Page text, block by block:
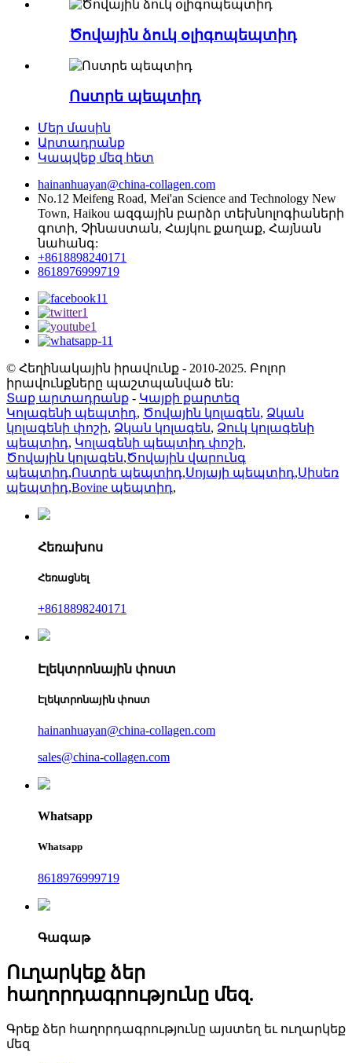
Ծովային ձուկ օլիգոպեպտիդ
Ոստրե պեպտիդ
Մեր մասին
Արտադրանք
Կապվեք մեզ հետ
hainanhuayan@china-collagen.com
No.12 Meifeng Road, Mei'an Science and Technology New
Town, Haikou ազգային բարձր տեխնոլոգիաների
գոտի, Չինաստան, Հայկու քաղաք, Հայնան
նահանգ:
+8618898240171
8618976999719
© Հեղինակային իրավունք - 2010-2025. Բոլոր
իրավունքները պաշտպանված են:
Տաք արտադրանք - Կայքի քարտեզ
Կոլագենի պեպտիդ, Ծովային կոլագեն, Ձկան
կոլագենի փոշի, Ձկան կոլագեն, Ձուկ կոլագենի
պեպտիդ, Կոլագենի պեպտիդ փոշի,
Ծովային կոլագեն,Ծովային վարունգ
պեպտիդ,Ոստրե պեպտիդ,Սոյայի պեպտիդ,Սիսեռ
պեպտիդ,Bovine պեպտիդ,
Հեռախոս
Հեռացնել
+8618898240171
Էլեկտրոնային փոստ
Էլեկտրոնային փոստ
hainanhuayan@china-collagen.com
sales@china-collagen.com
Whatsapp
Whatsapp
8618976999719
Գագաթ
Ուղարկեք ձեր
հաղորդագրությունը մեզ.
Գրեք ձեր հաղորդագրությունը այստեղ եւ ուղարկեք
մեզ